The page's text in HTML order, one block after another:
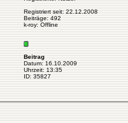
Registriert seit: 22.12.2008
Beiträge: 492
k-roy: Offline
Beitrag
Datum: 16.10.2009
Uhrzeit: 13:35
ID: 35827